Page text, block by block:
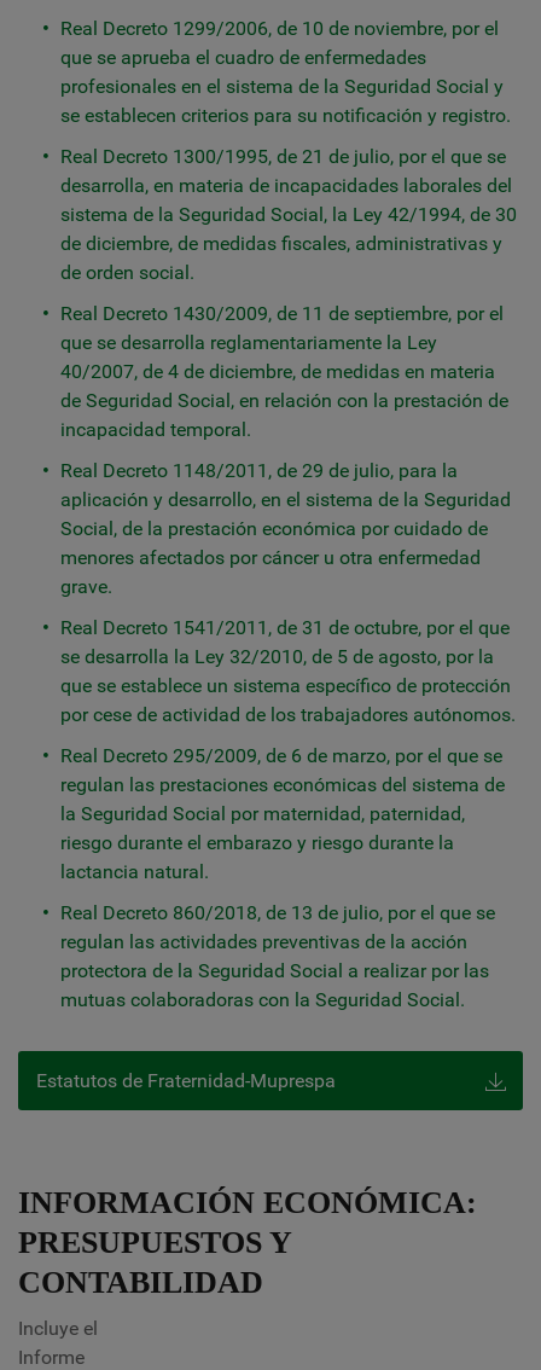
Real Decreto 1299/2006, de 10 de noviembre, por el
que se aprueba el cuadro de enfermedades
profesionales en el sistema de la Seguridad Social y
se establecen criterios para su notificación y registro.
Real Decreto 1300/1995, de 21 de julio, por el que se
desarrolla, en materia de incapacidades laborales del
sistema de la Seguridad Social, la Ley 42/1994, de 30
de diciembre, de medidas fiscales, administrativas y
de orden social.
Real Decreto 1430/2009, de 11 de septiembre, por el
que se desarrolla reglamentariamente la Ley
40/2007, de 4 de diciembre, de medidas en materia
de Seguridad Social, en relación con la prestación de
incapacidad temporal.
Real Decreto 1148/2011, de 29 de julio, para la
aplicación y desarrollo, en el sistema de la Seguridad
Social, de la prestación económica por cuidado de
menores afectados por cáncer u otra enfermedad
grave.
Real Decreto 1541/2011, de 31 de octubre, por el que
se desarrolla la Ley 32/2010, de 5 de agosto, por la
que se establece un sistema específico de protección
por cese de actividad de los trabajadores autónomos.
Real Decreto 295/2009, de 6 de marzo, por el que se
regulan las prestaciones económicas del sistema de
la Seguridad Social por maternidad, paternidad,
riesgo durante el embarazo y riesgo durante la
lactancia natural.
Real Decreto 860/2018, de 13 de julio, por el que se
regulan las actividades preventivas de la acción
protectora de la Seguridad Social a realizar por las
mutuas colaboradoras con la Seguridad Social.
Estatutos de Fraternidad-Muprespa
INFORMACIÓN ECONÓMICA:
PRESUPUESTOS Y
CONTABILIDAD
Incluye el
Informe